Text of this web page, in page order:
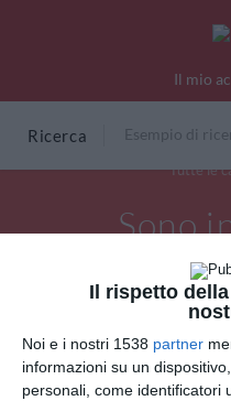
Il rispetto
Noi e i nostri 1538 partner
informazioni su un
personali, come identificatori
Il mio
Ricerca
Tutte le
Sono